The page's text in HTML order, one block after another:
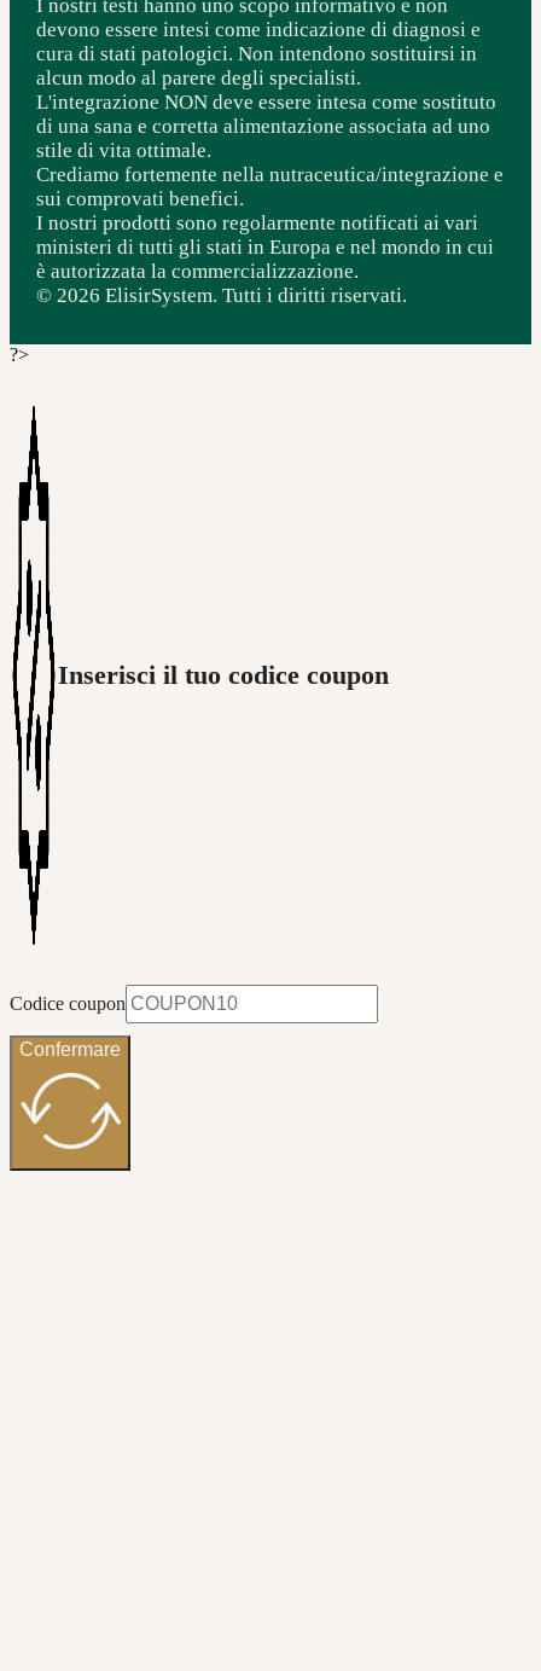
I nostri testi hanno uno scopo informativo e non
devono essere intesi come indicazione di diagnosi e
cura di stati patologici. Non intendono sostituirsi in
alcun modo al parere degli specialisti.
L'integrazione NON deve essere intesa come sostituto
di una sana e corretta alimentazione associata ad uno
stile di vita ottimale.
Crediamo fortemente nella nutraceutica/integrazione e
sui comprovati benefici.
I nostri prodotti sono regolarmente notificati ai vari
ministeri di tutti gli stati in Europa e nel mondo in cui
è autorizzata la commercializzazione.
© 2026 ElisirSystem. Tutti i diritti riservati.
?>
Inserisci il tuo codice coupon
Codice coupon
Confermare